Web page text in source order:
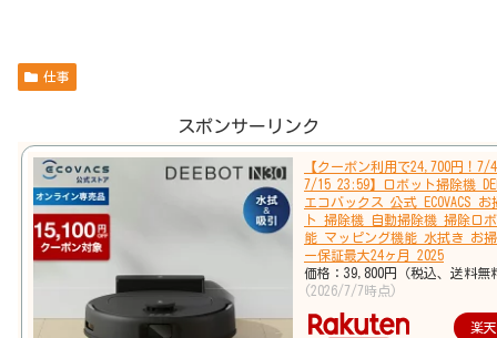
仕事
スポンサーリンク
【クーポン利用で24,700円！7/
7/15 23:59】ロボット掃除機
エコバックス 公式 ECOVACS
ト 掃除機 自動掃除機 掃除ロ
能 マッピング機能 水拭き お
ー保証最大24ヶ月 2025
価格：39,800円（税込、送料無
(2026/7/7時点)
楽